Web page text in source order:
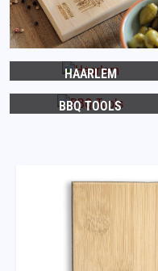
HAARLEM
BBQ TOOLS